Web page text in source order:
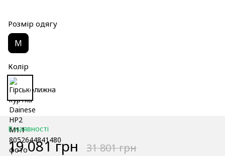
Розмір одягу
M
Колір
В наявності
19 081 грн 31 801 грн